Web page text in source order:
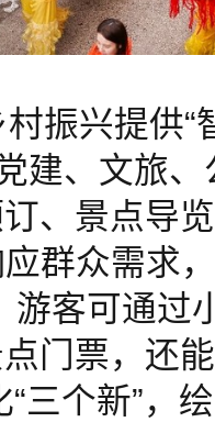
振兴提供“
建、文旅
、景点导
群众需求
游客可通过
门票，还
三个新”，